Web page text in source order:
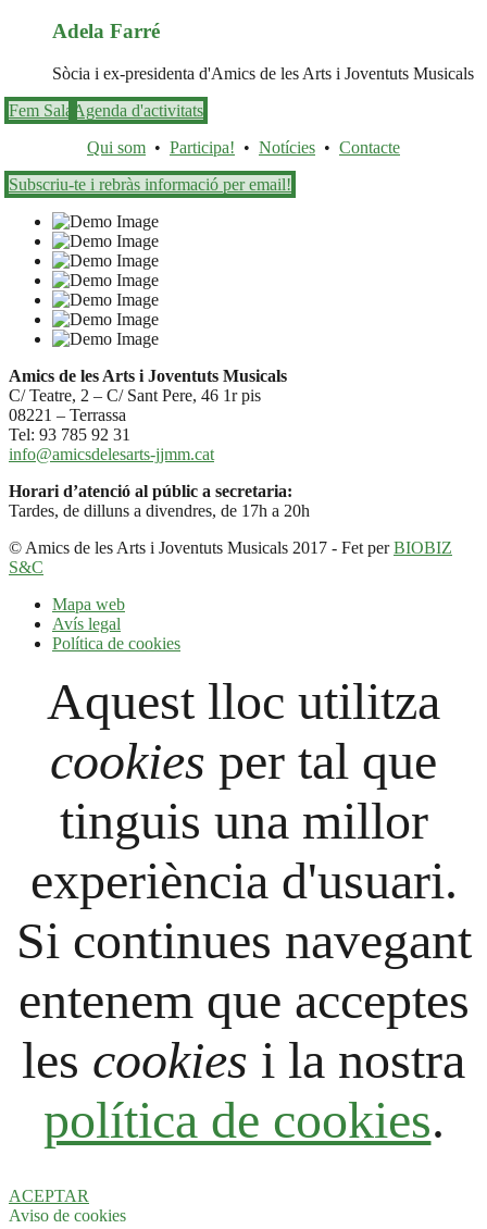
Adela Farré
Sòcia i ex-presidenta d'Amics de les Arts i Joventuts Musicals
Fem Sala Agenda d'activitats
Qui som • Participa! • Notícies • Contacte
Subscriu-te i rebràs informació per email!
Amics de les Arts i Joventuts Musicals
C/ Teatre, 2 – C/ Sant Pere, 46 1r pis
08221 – Terrassa
Tel: 93 785 92 31
info@amicsdelesarts-jjmm.cat
Horari d’atenció al públic a secretaria:
Tardes, de dilluns a divendres, de 17h a 20h
© Amics de les Arts i Joventuts Musicals 2017 - Fet perBIOBIZ
S&C
Mapa web
Avís legal
Política de cookies
Aquest lloc utilitza
cookies per tal que
tinguis una millor
experiència d'usuari.
Si continues navegant
entenem que acceptes
les cookies i la nostra
política de cookies.
ACEPTAR
Aviso de cookies